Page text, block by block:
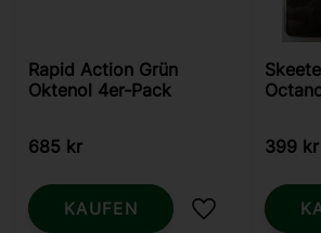
Rapid Action Grün
Oktenol 4er-Pack
685 kr
Zu Favoriten
KAUFEN
399 kr